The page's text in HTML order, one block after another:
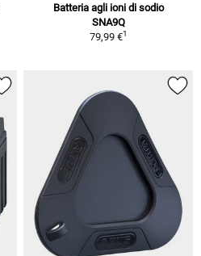
Batteria agli ioni di sodio
SNA9Q
79,99 €1